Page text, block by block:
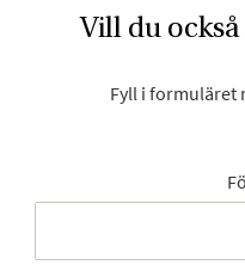
Vill du
Fyll i formuläret